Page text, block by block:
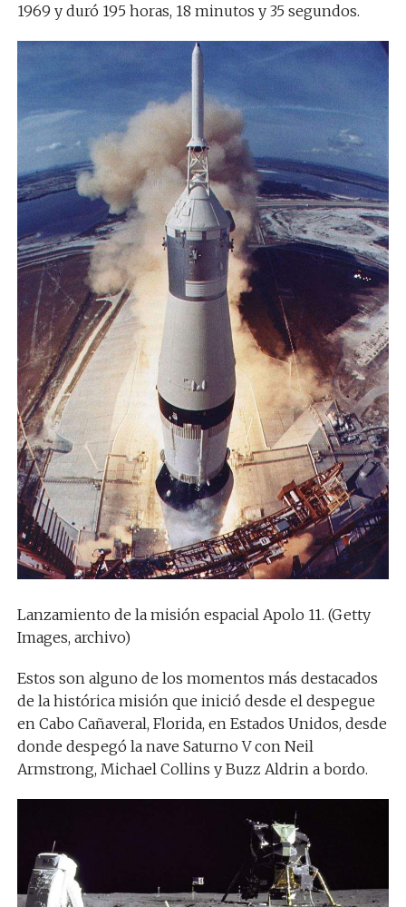
1969 y duró 195 horas, 18 minutos y 35 segundos.
Lanzamiento de la misión espacial Apolo 11. (Getty
Images, archivo)
Estos son alguno de los momentos más destacados
de la histórica misión que inició desde el despegue
en Cabo Cañaveral, Florida, en Estados Unidos, desde
donde despegó la nave Saturno V con Neil
Armstrong, Michael Collins y Buzz Aldrin a bordo.